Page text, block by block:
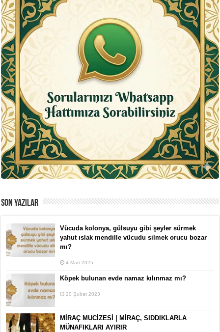
SON YAZILAR
Vücuda kolonya, gülsuyu gibi şeyler sürmek
yahut ıslak mendille vücudu silmek orucu bozar
mı?
4 Mart 2025
Köpek bulunan evde namaz kılınmaz mı?
20 Şubat 2023
MİRAÇ MUCİZESİ | MİRAÇ, SIDDIKLARLA
MÜNAFIKLARI AYIRIR